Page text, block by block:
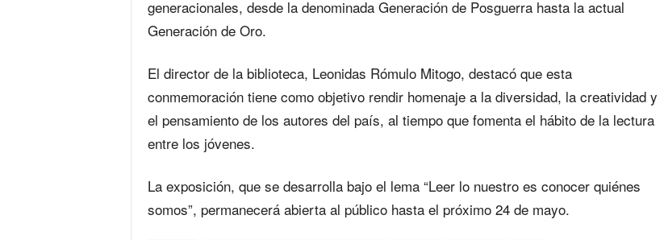
generacionales, desde la denominada Generación de Posguerra hasta la actual
Generación de Oro.
El director de la biblioteca, Leonidas Rómulo Mitogo, destacó que esta
conmemoración tiene como objetivo rendir homenaje a la diversidad, la creatividad y
el pensamiento de los autores del país, al tiempo que fomenta el hábito de la lectura
entre los jóvenes.
La exposición, que se desarrolla bajo el lema “Leer lo nuestro es conocer quiénes
somos”, permanecerá abierta al público hasta el próximo 24 de mayo.